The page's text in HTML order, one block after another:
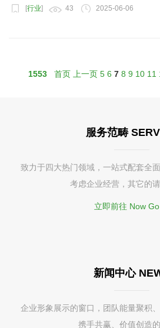
[行业] 43 2025-06-06
1553 首页 上一页 5 6 7 8 9 10 11
服务范畴
致力于四大热门领域，一站式配套全
考虑企业经营，其它的
立即前往 Now
新闻中心
企业形象展示的窗口，团队能量聚积
携手共赢、价值创造